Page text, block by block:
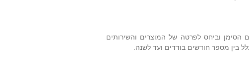
הסימן וביחס לפרטה של המוצרים והשירותים
בין מספר חודשים בודדים ועד לשנה.